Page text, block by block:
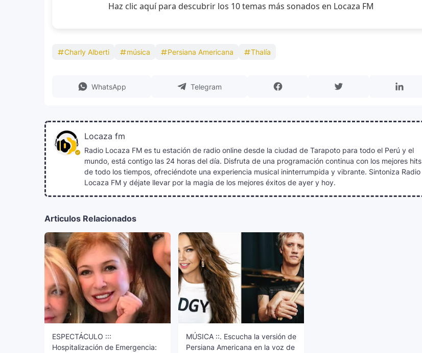
Haz clic aquí para descubrir los 10 temas más sonados en Locaza FM
Charly Alberti música Persiana Americana Thalía
WhatsApp Telegram
Locaza fm
Radio Locaza FM es tu estación de radio online desde la ciudad de Tarapoto para todo el Perú y el
mundo, está contigo las 24 horas del día. Disfruta de una programación continua con los mejores hits
de todo los tiempos, ofreciéndote una experiencia musical ininterrumpida y vibrante. Sintoniza Radio
Locaza FM y déjate llevar por la magia de los mejores éxitos de ayer y hoy.
Articulos Relacionados
ESPECTÁCULO :::
Hospitalización de Emergencia:
MÚSICA ::. Escucha la versión de
Persiana Americana en la voz de